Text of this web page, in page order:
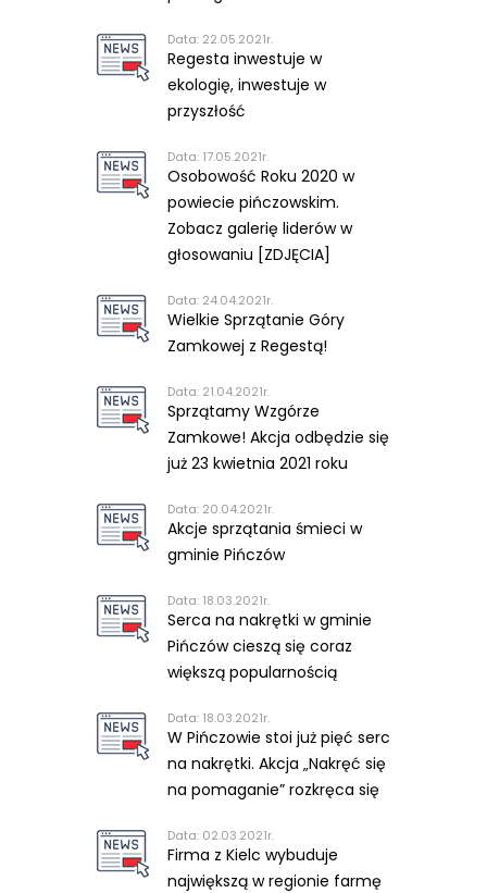
Data: 22.05.2021r.
Regesta inwestuje w
ekologię, inwestuje w
przyszłość
Data: 17.05.2021r.
Osobowość Roku 2020 w
powiecie pińczowskim.
Zobacz galerię liderów w
głosowaniu [ZDJĘCIA]
Data: 24.04.2021r.
Wielkie Sprzątanie Góry
Zamkowej z Regestą!
Data: 21.04.2021r.
Sprzątamy Wzgórze
Zamkowe! Akcja odbędzie się
już 23 kwietnia 2021 roku
Data: 20.04.2021r.
Akcje sprzątania śmieci w
gminie Pińczów
Data: 18.03.2021r.
Serca na nakrętki w gminie
Pińczów cieszą się coraz
większą popularnością
Data: 18.03.2021r.
W Pińczowie stoi już pięć serc
na nakrętki. Akcja „Nakręć się
na pomaganie” rozkręca się
Data: 02.03.2021r.
Firma z Kielc wybuduje
największą w regionie farmę